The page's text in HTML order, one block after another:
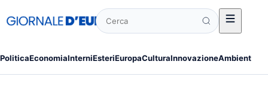
PoliticaEconomiaInterniEsteriEuropaCulturaInnovazioneAmbiente
Cerca